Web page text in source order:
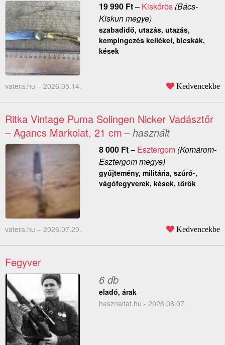
19 990 Ft– Kiskőrös(Bács-
Kiskun megye)
szabadidő, utazás, utazás,
kempingezés kellékei, bicskák,
kések
vatera.hu – 2026.05.14. Kedvencekbe
Ritka Vintage Puma Solingen Nicker Vadásztőr
– Agancs Markolat, 21 cm– használt
8 000 Ft– Esztergom(Komárom-
Esztergom megye)
gyűjtemény, militária, szúró-,
vágófegyverek, kések, tőrök
vatera.hu – 2026.07.20. Kedvencekbe
Fegyver
6 db
eladó, árak
hasznaltat.hu - 2026.08.07.